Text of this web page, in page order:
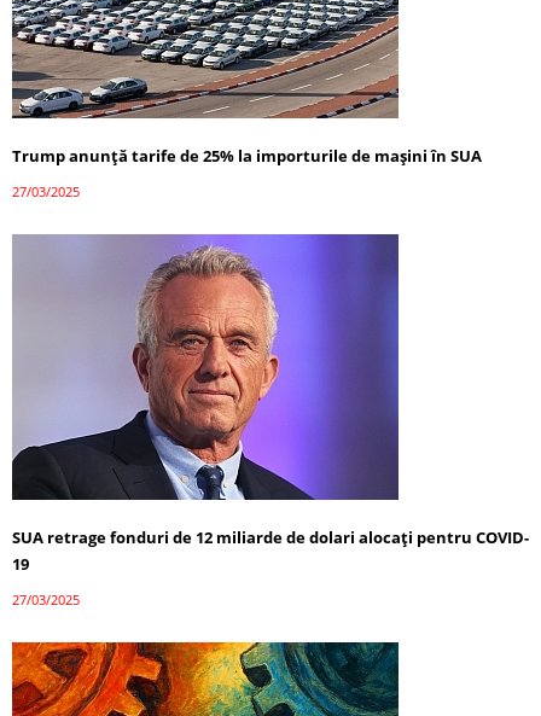
Trump anunță tarife de 25% la importurile de mașini în SUA
27/03/2025
SUA retrage fonduri de 12 miliarde de dolari alocați pentru COVID-
19
27/03/2025